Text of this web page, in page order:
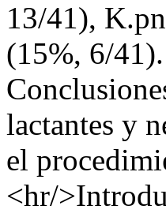
13/41),
(15%, 6/
lactantes y
el
<hr/